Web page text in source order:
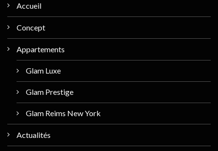
Accueil
Concept
Appartements
Glam Luxe
Glam Prestige
Glam Reims New York
Actualités